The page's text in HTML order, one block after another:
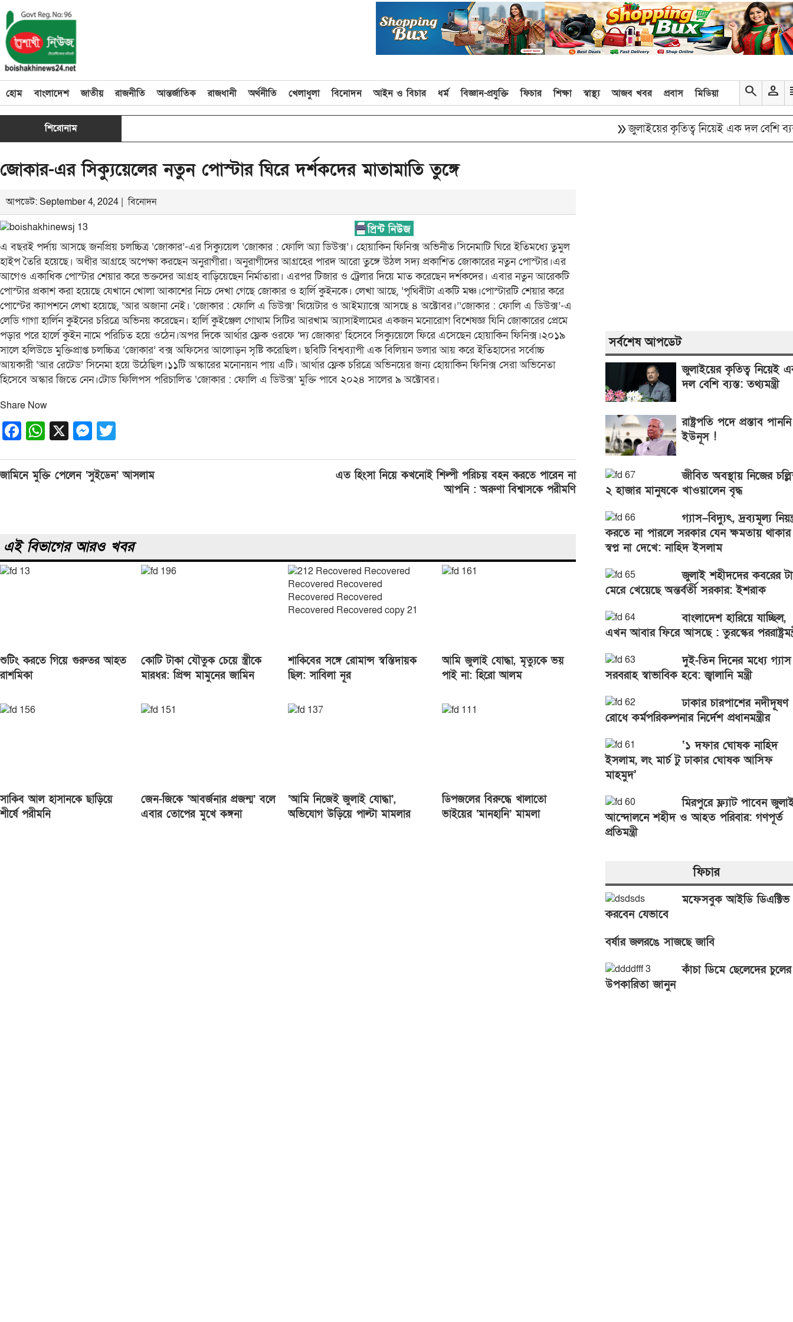
হোম বাংলাদেশ জাতীয় রাজনীতি আন্তর্জাতিক রাজধানী অর্থনীতি খেলাধুলা বিনোদন আইন ও বিচার ধর্ম বিজ্ঞান-প্রযুক্তি ফিচার শিক্ষা স্বাস্থ্য আজব খবর প্রবাস মিডিয়া search person
শিরোনাম জুলাইয়ের কৃতিত্ব নিয়েই এক দল বেশি ব্যস্ত:
জোকার-এর সিক্যুয়েলের নতুন পোস্টার ঘিরে দর্শকদের মাতামাতি তুঙ্গে
আপডেট: September 4, 2024 | বিনোদন
এ বছরই পর্দায় আসছে জনপ্রিয় চলচ্চিত্র ‘জোকার’-এর সিক্যুয়েল ‘জোকার : ফোলি অ্যা ডিউক্স’। হোয়াকিন ফিনিক্স অভিনীত সিনেমাটি ঘিরে ইতিমধ্যে তুমুল
হাইপ তৈরি হয়েছে। অধীর আগ্রহে অপেক্ষা করছেন অনুরাগীরা। অনুরাগীদের আগ্রহের পারদ আরো তুঙ্গে উঠল সদ্য প্রকাশিত জোকারের নতুন পোস্টার।এর
আগেও একাধিক পোস্টার শেয়ার করে ভক্তদের আগ্রহ বাড়িয়েছেন নির্মাতারা। এরপর টিজার ও ট্রেলার দিয়ে মাত করেছেন দর্শকদের। এবার নতুন আরেকটি
পোস্টার প্রকাশ করা হয়েছে যেখানে খোলা আকাশের নিচে দেখা গেছে জোকার ও হার্লি কুইনকে। লেখা আছে, ‘পৃথিবীটা একটি মঞ্চ।পোস্টারটি শেয়ার করে
পোস্টের ক্যাপশনে লেখা হয়েছে, ‘আর অজানা নেই। ‘জোকার : ফোলি এ ডিউক্স’ থিয়েটার ও আইম্যাক্সে আসছে ৪ অক্টোবর।’‘জোকার : ফোলি এ ডিউক্স’-এ
লেডি গাগা হার্লিন কুইনের চরিত্রে অভিনয় করেছেন। হার্লি কুইঞ্জেল গোথাম সিটির আরখাম অ্যাসাইলামের একজন মনোরোগ বিশেষজ্ঞ যিনি জোকারের প্রেমে
পড়ার পরে হার্লে কুইন নামে পরিচিত হয়ে ওঠেন।অপর দিকে আর্থার ফ্লেক ওরফে ‘দ্য জোকার’ হিসেবে সিক্যুয়েলে ফিরে এসেছেন হোয়াকিন ফিনিক্স।২০১৯
সালে হলিউডে মুক্তিপ্রাপ্ত চলচ্চিত্র ‘জোকার’ বক্স অফিসের আলোড়ন সৃষ্টি করেছিল। ছবিটি বিশ্বব্যাপী এক বিলিয়ন ডলার আয় করে ইতিহাসের সর্বোচ্চ
আয়কারী ‘আর রেটেড’ সিনেমা হয়ে উঠেছিল।১১টি অস্কারের মনোনয়ন পায় এটি। আর্থার ফ্লেক চরিত্রে অভিনয়ের জন্য হোয়াকিন ফিনিক্স সেরা অভিনেতা
হিসেবে অস্কার জিতে নেন।টোড ফিলিপস পরিচালিত ‘জোকার : ফোলি এ ডিউক্স’ মুক্তি পাবে ২০২৪ সালের ৯ অক্টোবর।
Share Now
Facebook
WhatsApp
X Messenger
Post
navigation
জামিনে মুক্তি পেলেন ‘সুইডেন’ আসলাম
এত হিংসা নিয়ে কখনোই শিল্পী পরিচয় বহন করতে পারেন না
আপনি : অরুণা বিশ্বাসকে পরীমণি
এই বিভাগের আরও খবর
শুটিং করতে গিয়ে গুরুতর আহত
রাশমিকা
কোটি টাকা যৌতুক চেয়ে স্ত্রীকে
মারধর: প্রিন্স মামুনের জামিন
শাকিবের সঙ্গে রোমান্স স্বস্তিদায়ক
ছিল: সাবিলা নূর
আমি জুলাই যোদ্ধা, মৃত্যুকে ভয়
পাই না: হিরো আলম
সাকিব আল হাসানকে ছাড়িয়ে
শীর্ষে পরীমনি
জেন-জিকে ‘আবর্জনার প্রজন্ম’ বলে
এবার তোপের মুখে কঙ্গনা
‘আমি নিজেই জুলাই যোদ্ধা’,
অভিযোগ উড়িয়ে পাল্টা মামলার
ডিপজলের বিরুদ্ধে খালাতো
ভাইয়ের ‘মানহানি’ মামলা
সর্বশেষ আপডেট
জুলাইয়ের কৃতিত্ব নিয়েই
দল বেশি ব্যস্ত: তথ্যমন্ত্রী
রাষ্ট্রপতি পদে প্রস্তাব
ইউনূস !
জীবিত অবস্থায় নিজের
২ হাজার মানুষকে খাওয়ালেন বৃদ্ধ
গ্যাস–বিদ্যুৎ, দ্রব্যমূল্য
করতে না পারলে সরকার যেন ক্ষমতায় থাকার
স্বপ্ন না দেখে: নাহিদ ইসলাম
জুলাই শহীদদের কবরের
মেরে খেয়েছে অন্তর্বর্তী সরকার: ইশরাক
বাংলাদেশ হারিয়ে যাচ্ছিল,
এখন আবার ফিরে আসছে : তুরস্কের
দুই-তিন দিনের মধ্যে গ্যাস
সরবরাহ স্বাভাবিক হবে: জ্বালানি মন্ত্রী
ঢাকার চারপাশের নদীদূষণ
রোধে কর্মপরিকল্পনার নির্দেশ প্রধানমন্ত্রীর
‘১ দফার ঘোষক নাহিদ
ইসলাম, লং মার্চ টু ঢাকার ঘোষক আসিফ
মাহমুদ’
মিরপুরে ফ্ল্যাট পাবেন
আন্দোলনে শহীদ ও আহত পরিবার: গণপূর্ত
প্রতিমন্ত্রী
ফিচার
মফেসবুক আইডি ডিএক্টিভ
করবেন যেভাবে
বর্ষার জলরঙে সাজছে জাবি
কাঁচা ডিমে ছেলেদের চুলের
উপকারিতা জানুন